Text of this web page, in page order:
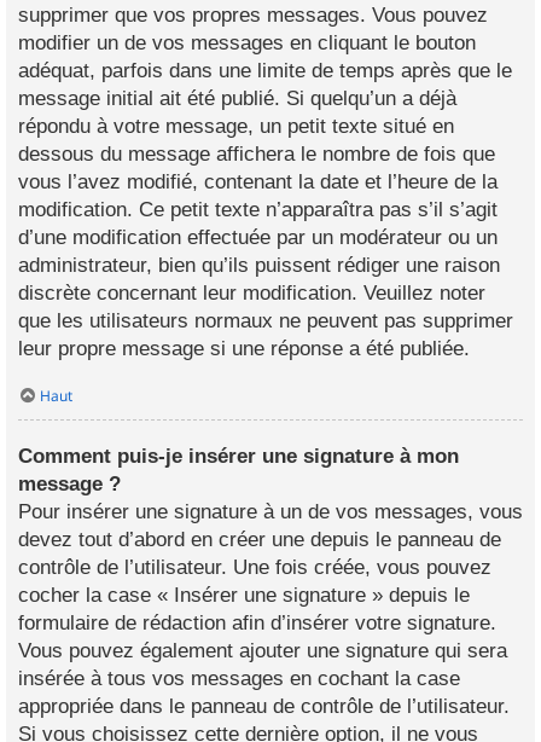
supprimer que vos propres messages. Vous pouvez
modifier un de vos messages en cliquant le bouton
adéquat, parfois dans une limite de temps après que le
message initial ait été publié. Si quelqu’un a déjà
répondu à votre message, un petit texte situé en
dessous du message affichera le nombre de fois que
vous l’avez modifié, contenant la date et l’heure de la
modification. Ce petit texte n’apparaîtra pas s’il s’agit
d’une modification effectuée par un modérateur ou un
administrateur, bien qu’ils puissent rédiger une raison
discrète concernant leur modification. Veuillez noter
que les utilisateurs normaux ne peuvent pas supprimer
leur propre message si une réponse a été publiée.
Haut
Comment puis-je insérer une signature à mon
message ?
Pour insérer une signature à un de vos messages, vous
devez tout d’abord en créer une depuis le panneau de
contrôle de l’utilisateur. Une fois créée, vous pouvez
cocher la case « Insérer une signature » depuis le
formulaire de rédaction afin d’insérer votre signature.
Vous pouvez également ajouter une signature qui sera
insérée à tous vos messages en cochant la case
appropriée dans le panneau de contrôle de l’utilisateur.
Si vous choisissez cette dernière option, il ne vous